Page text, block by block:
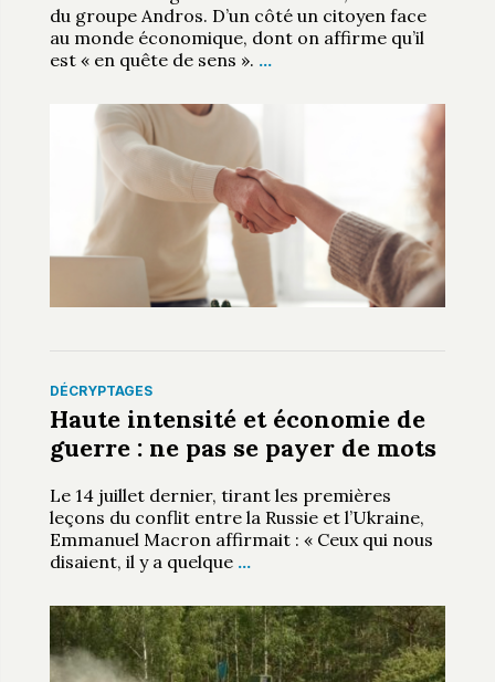
du groupe Andros. D’un côté un citoyen face
au monde économique, dont on affirme qu’il
est « en quête de sens ». …
DÉCRYPTAGES
Haute intensité et économie de
guerre : ne pas se payer de mots
Le 14 juillet dernier, tirant les premières
leçons du conflit entre la Russie et l’Ukraine,
Emmanuel Macron affirmait : « Ceux qui nous
disaient, il y a quelque …